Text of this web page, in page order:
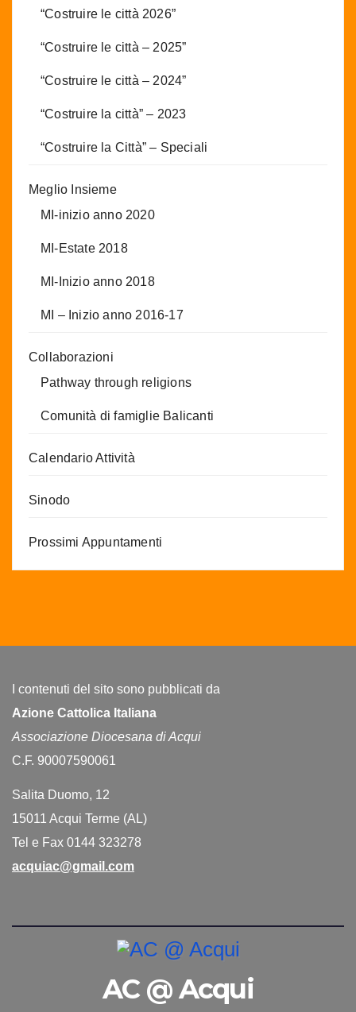
“Costruire le città 2026”
“Costruire le città – 2025”
“Costruire le città – 2024”
“Costruire la città” – 2023
“Costruire la Città” – Speciali
Meglio Insieme
MI-inizio anno 2020
MI-Estate 2018
MI-Inizio anno 2018
MI – Inizio anno 2016-17
Collaborazioni
Pathway through religions
Comunità di famiglie Balicanti
Calendario Attività
Sinodo
Prossimi Appuntamenti
I contenuti del sito sono pubblicati da
Azione Cattolica Italiana
Associazione Diocesana di Acqui
C.F. 90007590061
Salita Duomo, 12
15011 Acqui Terme (AL)
Tel e Fax 0144 323278
acquiac@gmail.com
AC @ Acqui